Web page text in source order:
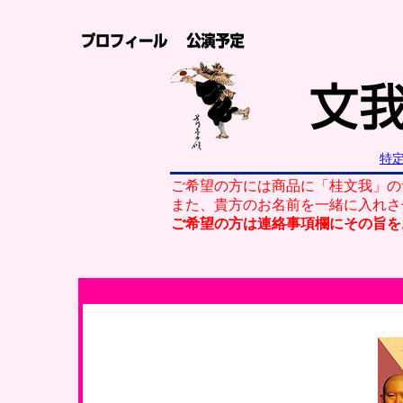
特
ご希望の方には商品に「桂文我」
また、貴方のお名前を一緒に入れ
ご希望の方は連絡事項欄にその旨